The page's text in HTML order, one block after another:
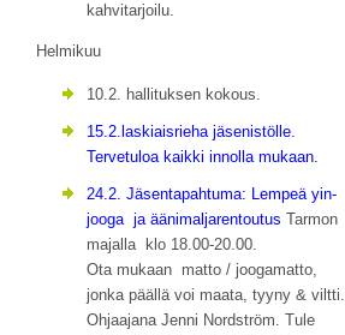
kahvitarjoilu.
Helmikuu
10.2. hallituksen kokous.
15.2.laskiaisrieha jäsenistölle.
Tervetuloa kaikki innolla mukaan.
24.2. Jäsentapahtuma: Lempeä yin-
jooga ja äänimaljarentoutus Tarmon
majalla klo 18.00-20.00.
Ota mukaan matto / joogamatto,
jonka päällä voi maata, tyyny & viltti.
Ohjaajana Jenni Nordström. Tule